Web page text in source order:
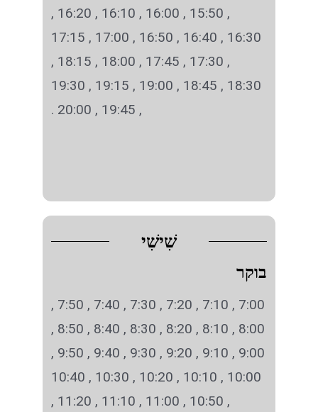
, 15:50 , 16:00 , 16:10 , 16:20 ,
16:30 , 16:40 , 16:50 , 17:00 , 17:15
, 17:30 , 17:45 , 18:00 , 18:15 ,
18:30 , 18:45 , 19:00 , 19:15 , 19:30
, 19:45 , 20:00 .
שִׁישִׁי
בוקר
7:00 , 7:10 , 7:20 , 7:30 , 7:40 , 7:50 ,
8:00 , 8:10 , 8:20 , 8:30 , 8:40 , 8:50 ,
9:00 , 9:10 , 9:20 , 9:30 , 9:40 , 9:50 ,
10:00 , 10:10 , 10:20 , 10:30 , 10:40
, 10:50 , 11:00 , 11:10 , 11:20 ,